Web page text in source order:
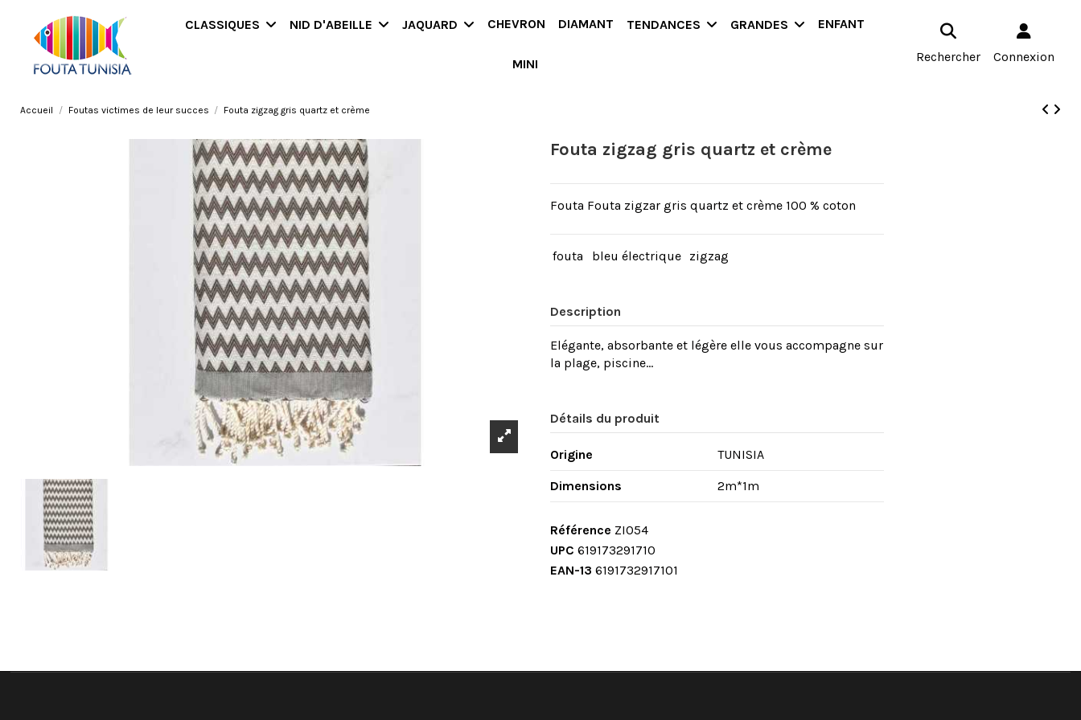
CLASSIQUES NID D'ABEILLE JAQUARD CHEVRON DIAMANT TENDANCES GRANDES ENFANT
MINI Rechercher Connexion
Accueil Foutas victimes de leur succes Fouta zigzag gris quartz et crème
Fouta zigzag gris quartz et crème
Fouta Fouta zigzar gris quartz et crème 100 % coton
fouta bleu électrique zigzag
Description
Elégante, absorbante et légère elle vous accompagne sur
la plage, piscine...
Détails du produit
Origine TUNISIA
Dimensions 2m*1m
Référence ZI054
UPC 619173291710
EAN-13 6191732917101